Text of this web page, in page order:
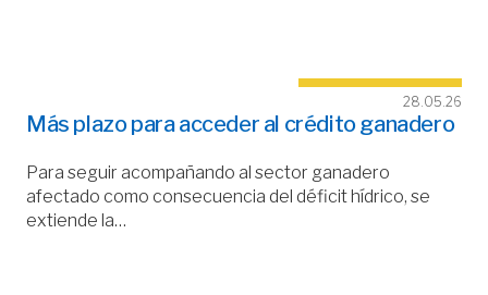
28.05.26
Más plazo para acceder al crédito ganadero
Para seguir acompañando al sector ganadero
afectado como consecuencia del déficit hídrico, se
extiende la…